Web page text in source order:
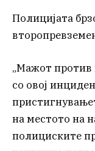
Полицијата
„Мажот против
со овој
на местото на
полициските